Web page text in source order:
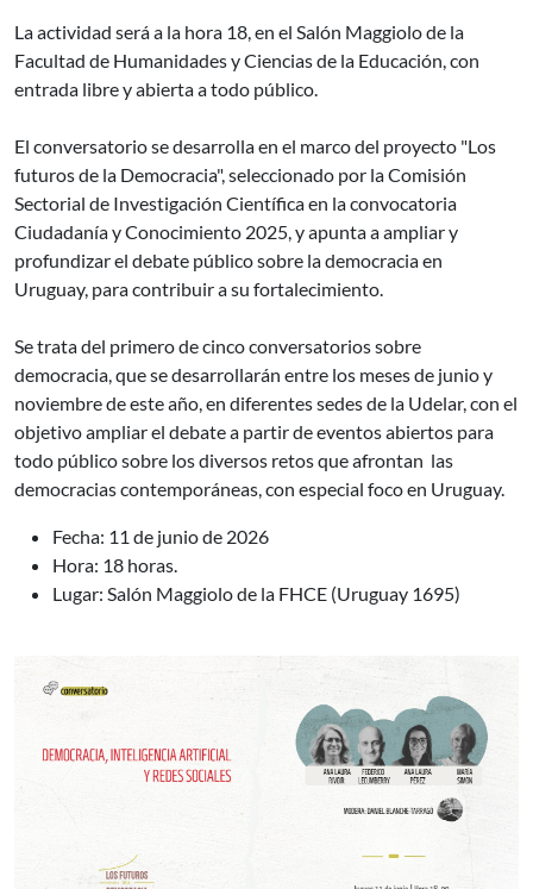
La actividad será a la hora 18, en el Salón Maggiolo de la
Facultad de Humanidades y Ciencias de la Educación, con
entrada libre y abierta a todo público.
El conversatorio se desarrolla en el marco del proyecto "Los
futuros de la Democracia", seleccionado por la Comisión
Sectorial de Investigación Científica en la convocatoria
Ciudadanía y Conocimiento 2025, y apunta a ampliar y
profundizar el debate público sobre la democracia en
Uruguay, para contribuir a su fortalecimiento.
Se trata del primero de cinco conversatorios sobre
democracia, que se desarrollarán entre los meses de junio y
noviembre de este año, en diferentes sedes de la Udelar, con el
objetivo ampliar el debate a partir de eventos abiertos para
todo público sobre los diversos retos que afrontan las
democracias contemporáneas, con especial foco en Uruguay.
Fecha: 11 de junio de 2026
Hora: 18 horas.
Lugar: Salón Maggiolo de la FHCE (Uruguay 1695)